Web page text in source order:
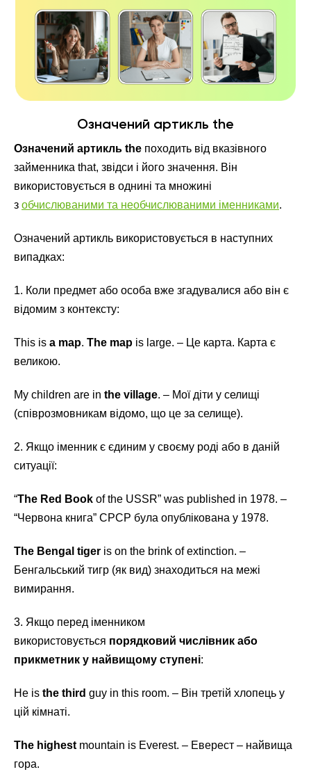
Означений артикль the
Означений артикль the походить від вказівного
займенника that, звідси і його значення. Він
використовується в однині та множині
з обчислюваними та необчислюваними іменниками.
Означений артикль використовується в наступних
випадках:
1. Коли предмет або особа вже згадувалися або він є
відомим з контексту:
This is a map. The map is large. – Це карта. Карта є
великою.
My children are in the village. – Мої діти у селищі
(співрозмовникам відомо, що це за селище).
2. Якщо іменник є єдиним у своєму роді або в даній
ситуації:
“The Red Book of the USSR” was published in 1978. –
“Червона книга” СРСР була опублікована у 1978.
The Bengal tiger is on the brink of extinction. –
Бенгальський тигр (як вид) знаходиться на межі
вимирання.
3. Якщо перед іменником
використовується порядковий числівник або
прикметник у найвищому ступені:
He is the third guy in this room. – Він третій хлопець у
цій кімнаті.
The highest mountain is Everest. – Еверест – найвища
гора.